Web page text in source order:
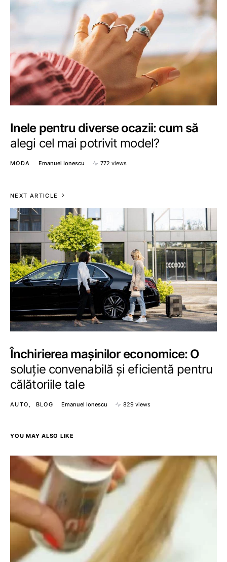
Inele pentru diverse ocazii: cum să
alegi cel mai potrivit model?
MODA Emanuel Ionescu 772 views
NEXT ARTICLE
Închirierea mașinilor economice: O
soluție convenabilă și eficientă pentru
călătoriile tale
AUTO BLOG Emanuel Ionescu 829 views
YOU MAY ALSO LIKE